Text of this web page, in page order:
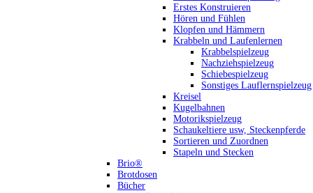
Erstes Konstruieren
Hören und Fühlen
Klopfen und Hämmern
Krabbeln und Laufenlernen
Krabbelspielzeug
Nachziehspielzeug
Schiebespielzeug
Sonstiges Lauflernspielzeug
Kreisel
Kugelbahnen
Motorikspielzeug
Schaukeltiere usw, Steckenpferde
Sortieren und Zuordnen
Stapeln und Stecken
Brio®
Brotdosen
Bücher